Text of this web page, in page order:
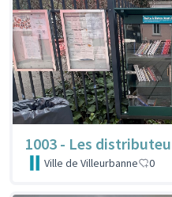
1003 - Les
Ville de Villeurbanne 0